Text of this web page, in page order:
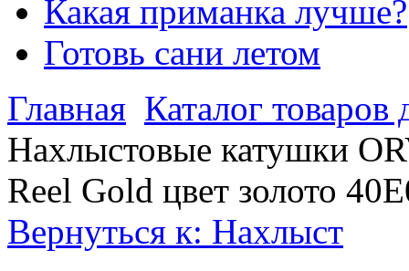
Какая приманка лучше?
Готовь сани летом
Главная Каталог
Нахлыстовые катушки
Reel Gold цвет золото
Вернуться к: Нахлыст